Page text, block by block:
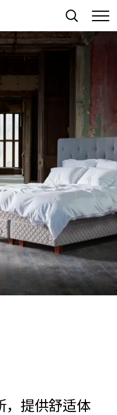
搜索
，提供舒适体